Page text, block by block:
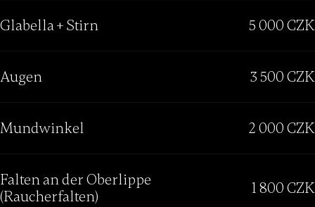
Glabella + Stirn 5 000 CZK
Augen 3 500 CZK
Mundwinkel 2 000 CZK
Falten an der Oberlippe
(Raucherfalten)
1 800 CZK